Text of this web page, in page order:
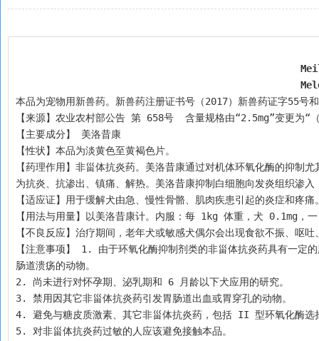
本品为宠物用新兽药。新兽药注册证书号（2017）新兽药证字55号
【来源】农业农村部公告 第 658号  含量规格由“2.5mg”变更为“
【主要成分】 美洛昔康
【性状】本品为淡黄色至黄褐色片。
【药理作用】非甾体抗炎药。美洛昔康通过对机体环氧化酶的抑
为抗炎、抗渗出、镇痛、解热。美洛昔康抑制白细胞向发炎组织渗
【适应证】用于缓解犬由急、慢性骨骼、肌肉疾患引起的炎症和疼痛
【用法与用量】以美洛昔康计。内服：每 1kg 体重，犬 0.1mg，
【不良反应】治疗期间，老年犬或敏感犬偶尔会出现食欲不振、呕
【注意事项】 1. 由于环氧化酶抑制剂类的非甾体抗炎药具有一定
肠道溃疡的动物。
2. 尚未进行对怀孕期、泌乳期和 6 月龄以下犬应用的研究。
3. 禁用因其它非甾体抗炎药引发胃肠道出血或胃穿孔的动物。
4. 避免与糖皮质激素、其它非甾体抗炎药，包括 II 型环氧化酶选
5. 对非甾体抗炎药过敏的人应该避免接触本品。